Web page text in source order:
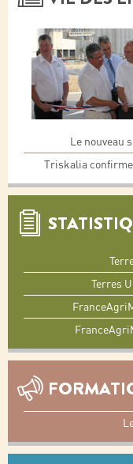
Le nouveau
Triskalia
Terres